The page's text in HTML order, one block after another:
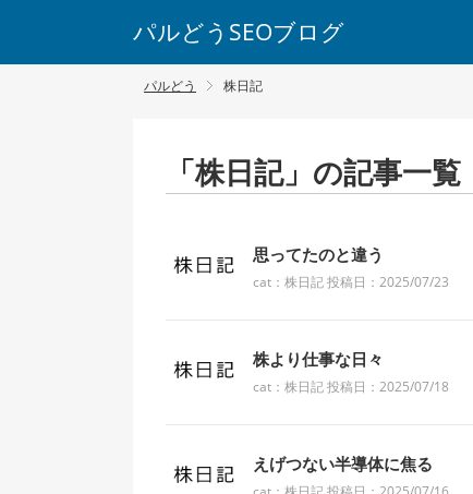
パルどうSEOブログ
パルどう 株日記
「株日記」の記事一覧
思ってたのと違う
cat：株日記 投稿日：2025/07/23
株より仕事な日々
cat：株日記 投稿日：2025/07/18
えげつない半導体に焦る